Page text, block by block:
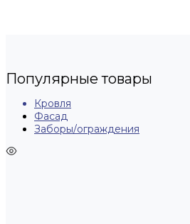
Популярные товары
Кровля
Фасад
Заборы/ограждения